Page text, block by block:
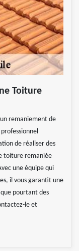
Toiture
remaniement de
de réaliser des
toiture remaniée
une équipe qui
il vous garantit une
pourtant des
le et